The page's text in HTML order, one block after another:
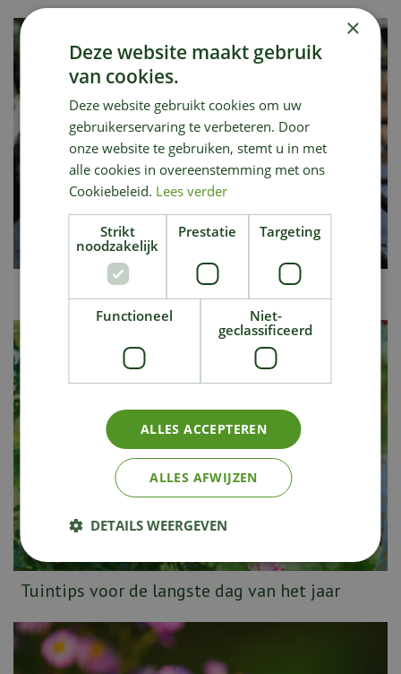
Kruiden(ijs)thee uit eigen tuin
Tuintips voor de langste dag van het jaar
×
Deze website maakt gebruik
van cookies.
Deze website gebruikt cookies om uw
gebruikerservaring te verbeteren. Door
onze website te gebruiken, stemt u in met
alle cookies in overeenstemming met ons
Cookiebeleid. Lees verder
Strikt
noodzakelijk
Prestatie Targeting
Functioneel
Niet-
geclassificeerd
ALLES ACCEPTEREN
ALLES AFWIJZEN
DETAILS WEERGEVEN